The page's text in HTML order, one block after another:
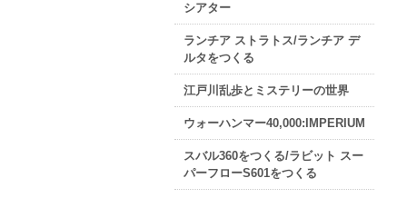
シアター
ランチア ストラトス/ランチア デ
ルタをつくる
江戸川乱歩とミステリーの世界
ウォーハンマー40,000:IMPERIUM
スバル360をつくる/ラビット スー
パーフローS601をつくる